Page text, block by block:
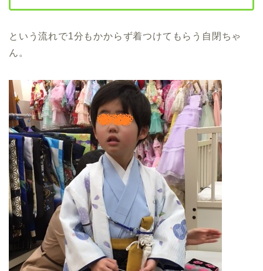
という流れで1分もかからず着つけてもらう自閉ちゃ
ん。